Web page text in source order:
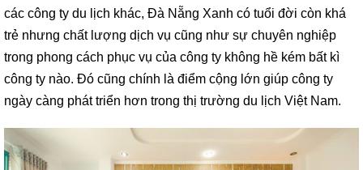
các công ty du lịch khác, Đà Nẵng Xanh có tuổi đời còn khá
trẻ nhưng chất lượng dịch vụ cũng như sự chuyên nghiệp
trong phong cách phục vụ của công ty không hề kém bất kì
công ty nào. Đó cũng chính là điểm cộng lớn giúp công ty
ngày càng phát triển hơn trong thị trường du lịch Việt Nam.